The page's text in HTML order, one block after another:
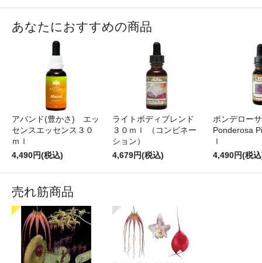
あなたにおすすめの商品
アバンド(豊かさ) エッ
センスエッセンス３０
ｍｌ
4,490円(税込)
ライトボディブレンド
３０ｍｌ （コンビネー
ション）
4,679円(税込)
ポンデロー
Ponderosa
ｌ
4,490円(税
売れ筋商品